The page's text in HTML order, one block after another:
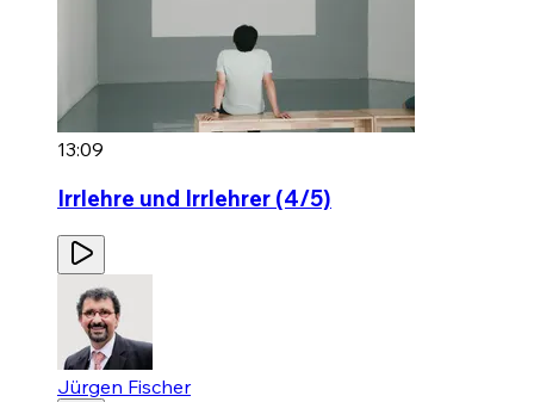
13:09
Irrlehre und Irrlehrer (4/5)
Jürgen Fischer